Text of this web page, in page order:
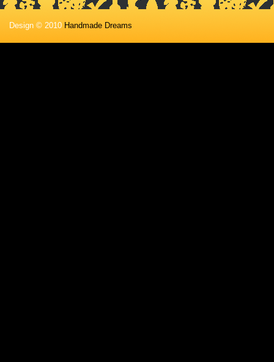
Design © 2010 Handmade Dreams